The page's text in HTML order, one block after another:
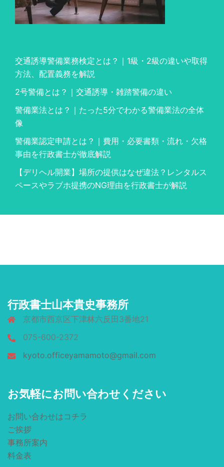
交通誘導警備業務検定とは？｜1級・2級の違いや取得
方法、配置義務を解説
2号警備とは？｜交通誘導・雑踏警備の違い
警備業法とは？｜たった5分でわかる警備業法の全体
像
警備業認定申請とは？｜費用・必要書類・流れ・欠格
事由を行政書士が徹底解説
【デリヘル開業】場所の提供はなぜ違法？レンタルス
ペースやラブホ提携のNG理由を行政書士が解説
行政書士山本貴史事務所
京都市西京区下津林六反田3番地21
075-600-2372
kyoto.officeyamamoto@gmail.com
お気軽にお問い合わせください
お問い合わせはコチラ
ご挨拶
事務所案内
料金表